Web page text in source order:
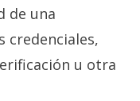
de una
credenciales,
u otra